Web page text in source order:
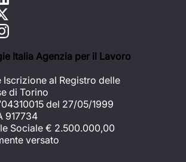
Italia Agenzia per il Lavoro
Iscrizione al Registro delle
di Torino
del 27/05/1999
917734
Sociale € 2.500.000,00
versato